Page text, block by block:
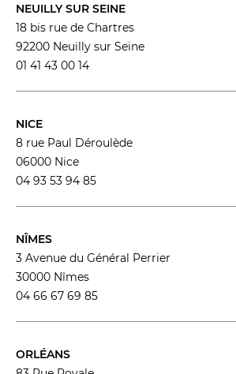
NEUILLY SUR SEINE
18 bis rue de Chartres
92200 Neuilly sur Seine
01 41 43 00 14
NICE
8 rue Paul Déroulède
06000 Nice
04 93 53 94 85
NÎMES
3 Avenue du Général Perrier
30000 Nîmes
04 66 67 69 85
ORLÉANS